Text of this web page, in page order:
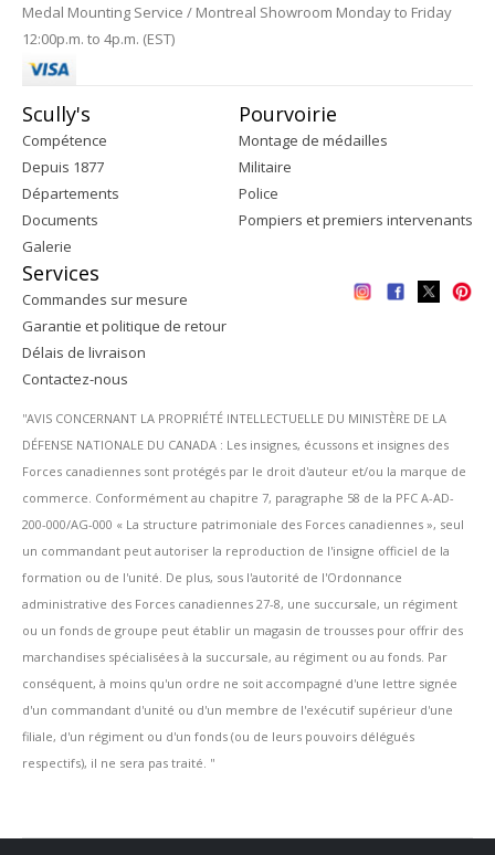
Medal Mounting Service / Montreal Showroom Monday to Friday
12:00p.m. to 4p.m. (EST)
Scully's
Compétence
Depuis 1877
Départements
Documents
Galerie
Pourvoirie
Montage de médailles
Militaire
Police
Pompiers et premiers intervenants
Services
Commandes sur mesure
Garantie et politique de retour
Délais de livraison
Contactez-nous
''AVIS CONCERNANT LA PROPRIÉTÉ INTELLECTUELLE DU MINISTÈRE DE LA
DÉFENSE NATIONALE DU CANADA : Les insignes, écussons et insignes des
Forces canadiennes sont protégés par le droit d'auteur et/ou la marque de
commerce. Conformément au chapitre 7, paragraphe 58 de la PFC A-AD-
200-000/AG-000 « La structure patrimoniale des Forces canadiennes », seul
un commandant peut autoriser la reproduction de l'insigne officiel de la
formation ou de l'unité. De plus, sous l'autorité de l'Ordonnance
administrative des Forces canadiennes 27-8, une succursale, un régiment
ou un fonds de groupe peut établir un magasin de trousses pour offrir des
marchandises spécialisées à la succursale, au régiment ou au fonds. Par
conséquent, à moins qu'un ordre ne soit accompagné d'une lettre signée
d'un commandant d'unité ou d'un membre de l'exécutif supérieur d'une
filiale, d'un régiment ou d'un fonds (ou de leurs pouvoirs délégués
respectifs), il ne sera pas traité. ''